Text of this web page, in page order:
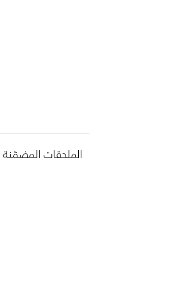
الملحقات المضمّنة